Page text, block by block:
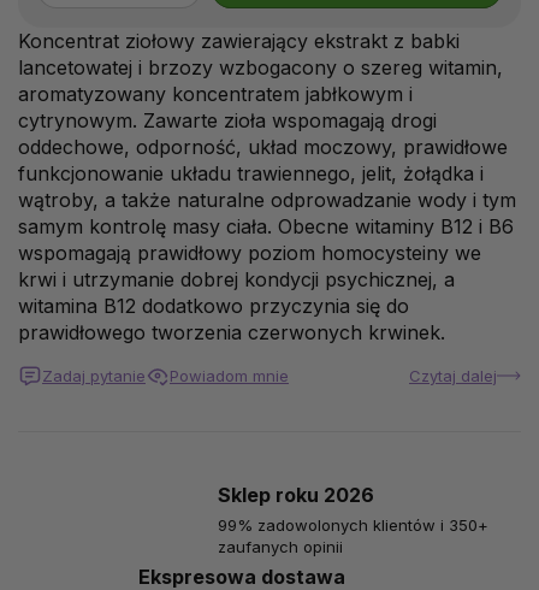
Koncentrat ziołowy zawierający ekstrakt z babki
lancetowatej i brzozy wzbogacony o szereg witamin,
aromatyzowany koncentratem jabłkowym i
cytrynowym. Zawarte zioła wspomagają drogi
oddechowe, odporność, układ moczowy, prawidłowe
funkcjonowanie układu trawiennego, jelit, żołądka i
wątroby, a także naturalne odprowadzanie wody i tym
samym kontrolę masy ciała. Obecne witaminy B12 i B6
wspomagają prawidłowy poziom homocysteiny we
krwi i utrzymanie dobrej kondycji psychicznej, a
witamina B12 dodatkowo przyczynia się do
prawidłowego tworzenia czerwonych krwinek.
Czytaj dalej
Zadaj pytanie Powiadom mnie
Ekspresowa dostawa
Sklep roku 2026
99% zadowolonych klientów i 350+
zaufanych opinii